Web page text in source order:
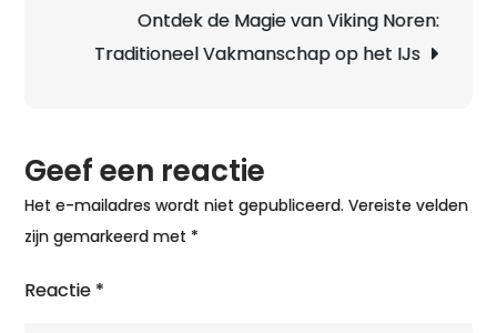
Ontdek de Magie van Viking Noren:
Traditioneel Vakmanschap op het IJs
Geef een reactie
Het e-mailadres wordt niet gepubliceerd. Vereiste velden
zijn gemarkeerd met *
Reactie *